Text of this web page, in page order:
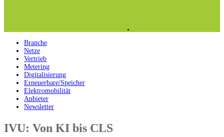
Branche
Netze
Vertrieb
Metering
Digitalisierung
Erneuerbare/Speicher
Elektromobilität
Anbieter
Newsletter
IVU: Von KI bis CLS